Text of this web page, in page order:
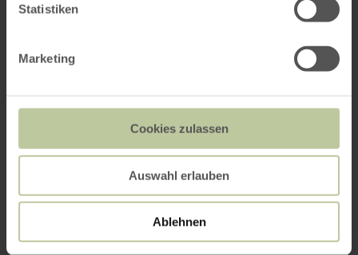
Statistiken
Marketing
Cookies zulassen
Auswahl erlauben
Ablehnen